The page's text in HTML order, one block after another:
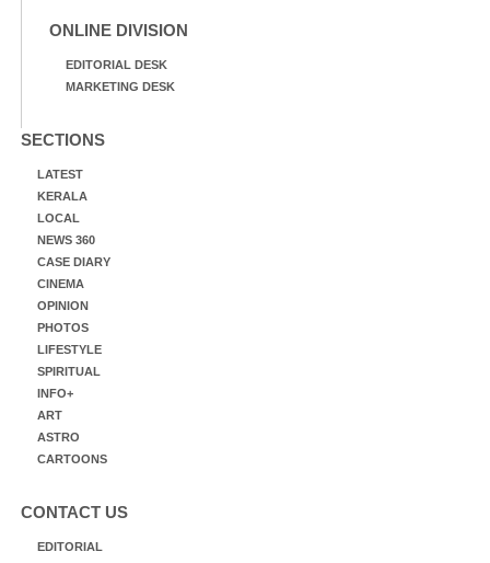
ONLINE DIVISION
EDITORIAL DESK
MARKETING DESK
SECTIONS
LATEST
KERALA
LOCAL
NEWS 360
CASE DIARY
CINEMA
OPINION
PHOTOS
LIFESTYLE
SPIRITUAL
INFO+
ART
ASTRO
CARTOONS
CONTACT US
EDITORIAL